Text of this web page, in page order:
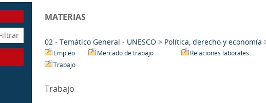
MATERIAS
02 - Temático General - UNESCO > Política, derecho y economía
Empleo Mercado de trabajo
Relaciones laborales
Trabajo
Trabajo